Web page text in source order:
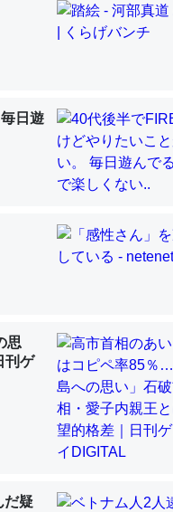
ないのか」に関する新仮説
不利だから両方が拮抗して
ミグモ）はカルシウムを使
ないのか」に関する新仮説
貝類は苦労してるんだな…
ないのか」に関する新仮説
日遊
思
刊ゲ
だ疑